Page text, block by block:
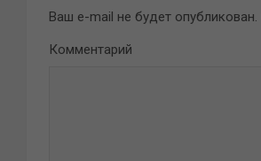
Ваш e-mail не будет опубликован.
Комментарий